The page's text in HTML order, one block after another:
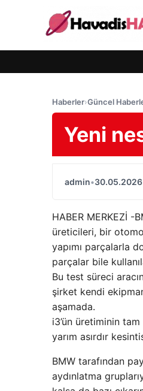
Haberler›Güncel
Yeni
admin•
HABER MERKEZİ -
üreticileri, bir
yapımı parçalarla
parçalar bile
Bu test süreci
şirket kendi
aşamada.
i3’ün üretiminin
yarım asırdır
BMW tarafından
aydınlatma